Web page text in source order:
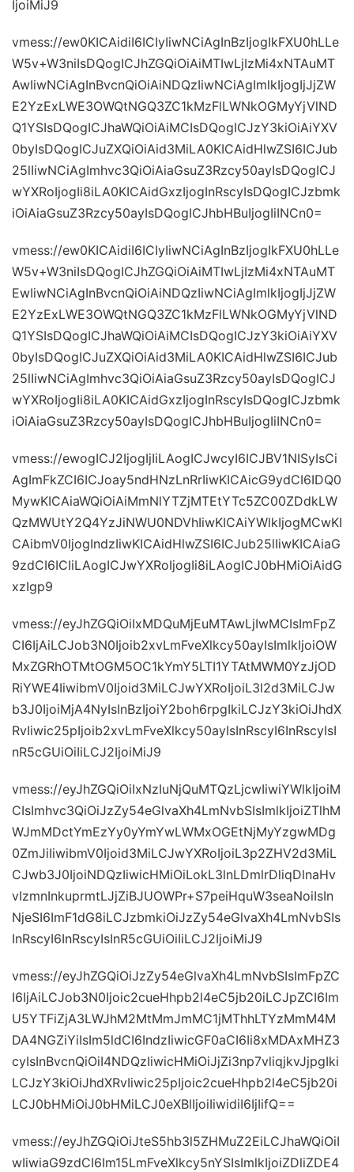
IjoiMiJ9
vmess://ew0KICAidiI6ICIyIiwNCiAgInBzIjogIkFXU0hLLe
W5v+W3niIsDQogICJhZGQiOiAiMTIwLjIzMi4xNTAuMT
AwIiwNCiAgInBvcnQiOiAiNDQzIiwNCiAgImlkIjogIjJjZW
E2YzExLWE3OWQtNGQ3ZC1kMzFlLWNkOGMyYjVlND
Q1YSIsDQogICJhaWQiOiAiMCIsDQogICJzY3kiOiAiYXV
0byIsDQogICJuZXQiOiAid3MiLA0KICAidHlwZSI6ICJub
25lIiwNCiAgImhvc3QiOiAiaGsuZ3Rzcy50ayIsDQogICJ
wYXRoIjogIi8iLA0KICAidGxzIjogInRscyIsDQogICJzbmk
iOiAiaGsuZ3Rzcy50ayIsDQogICJhbHBuIjogIiINCn0=
vmess://ew0KICAidiI6ICIyIiwNCiAgInBzIjogIkFXU0hLLe
W5v+W3niIsDQogICJhZGQiOiAiMTIwLjIzMi4xNTAuMT
EwIiwNCiAgInBvcnQiOiAiNDQzIiwNCiAgImlkIjogIjJjZW
E2YzExLWE3OWQtNGQ3ZC1kMzFlLWNkOGMyYjVlND
Q1YSIsDQogICJhaWQiOiAiMCIsDQogICJzY3kiOiAiYXV
0byIsDQogICJuZXQiOiAid3MiLA0KICAidHlwZSI6ICJub
25lIiwNCiAgImhvc3QiOiAiaGsuZ3Rzcy50ayIsDQogICJ
wYXRoIjogIi8iLA0KICAidGxzIjogInRscyIsDQogICJzbmk
iOiAiaGsuZ3Rzcy50ayIsDQogICJhbHBuIjogIiINCn0=
vmess://ewogICJ2IjogIjIiLAogICJwcyI6ICJBV1NISyIsCi
AgImFkZCI6ICJoay5ndHNzLnRrIiwKICAicG9ydCI6IDQ0
MywKICAiaWQiOiAiMmNlYTZjMTEtYTc5ZC00ZDdkLW
QzMWUtY2Q4YzJiNWU0NDVhIiwKICAiYWlkIjogMCwKI
CAibmV0IjogIndzIiwKICAidHlwZSI6ICJub25lIiwKICAiaG
9zdCI6ICIiLAogICJwYXRoIjogIi8iLAogICJ0bHMiOiAidG
xzIgp9
vmess://eyJhZGQiOiIxMDQuMjEuMTAwLjIwMCIsImFpZ
CI6IjAiLCJob3N0Ijoib2xvLmFveXlkcy50ayIsImlkIjoiOW
MxZGRhOTMtOGM5OC1kYmY5LTI1YTAtMWM0YzJjOD
RiYWE4IiwibmV0Ijoid3MiLCJwYXRoIjoiL3l2d3MiLCJw
b3J0IjoiMjA4NyIsInBzIjoiY2boh6rpgIkiLCJzY3kiOiJhdX
RvIiwic25pIjoib2xvLmFveXlkcy50ayIsInRscyI6InRscyIsI
nR5cGUiOiIiLCJ2IjoiMiJ9
vmess://eyJhZGQiOiIxNzIuNjQuMTQzLjcwIiwiYWlkIjoiM
CIsImhvc3QiOiJzZy54eGlvaXh4LmNvbSIsImlkIjoiZTlhM
WJmMDctYmEzYy0yYmYwLWMxOGEtNjMyYzgwMDg
0ZmJiIiwibmV0Ijoid3MiLCJwYXRoIjoiL3p2ZHV2d3MiL
CJwb3J0IjoiNDQzIiwicHMiOiLokL3lnLDmlrDliqDlnaHv
vIzmnInkuprmtLJjZiBJUOWPr+S7peiHquW3seaNoiIsIn
NjeSI6ImF1dG8iLCJzbmkiOiJzZy54eGlvaXh4LmNvbSIs
InRscyI6InRscyIsInR5cGUiOiIiLCJ2IjoiMiJ9
vmess://eyJhZGQiOiJzZy54eGlvaXh4LmNvbSIsImFpZC
I6IjAiLCJob3N0Ijoic2cueHhpb2l4eC5jb20iLCJpZCI6Im
U5YTFiZjA3LWJhM2MtMmJmMC1jMThhLTYzMmM4M
DA4NGZiYiIsIm5ldCI6IndzIiwicGF0aCI6Ii8xMDAxMHZ3
cyIsInBvcnQiOiI4NDQzIiwicHMiOiJjZi3np7vliqjkvJjpgIki
LCJzY3kiOiJhdXRvIiwic25pIjoic2cueHhpb2l4eC5jb20i
LCJ0bHMiOiJ0bHMiLCJ0eXBlIjoiIiwidiI6IjIifQ==
vmess://eyJhZGQiOiJteS5hb3l5ZHMuZ2EiLCJhaWQiOiI
wIiwiaG9zdCI6Im15LmFveXlkcy5nYSIsImlkIjoiZDliZDE4